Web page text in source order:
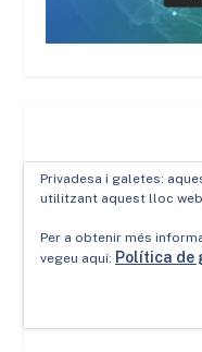
Privadesa i galetes:
utilitzant aquest lloc
Per a obtenir més
vegeu aquí: Política de